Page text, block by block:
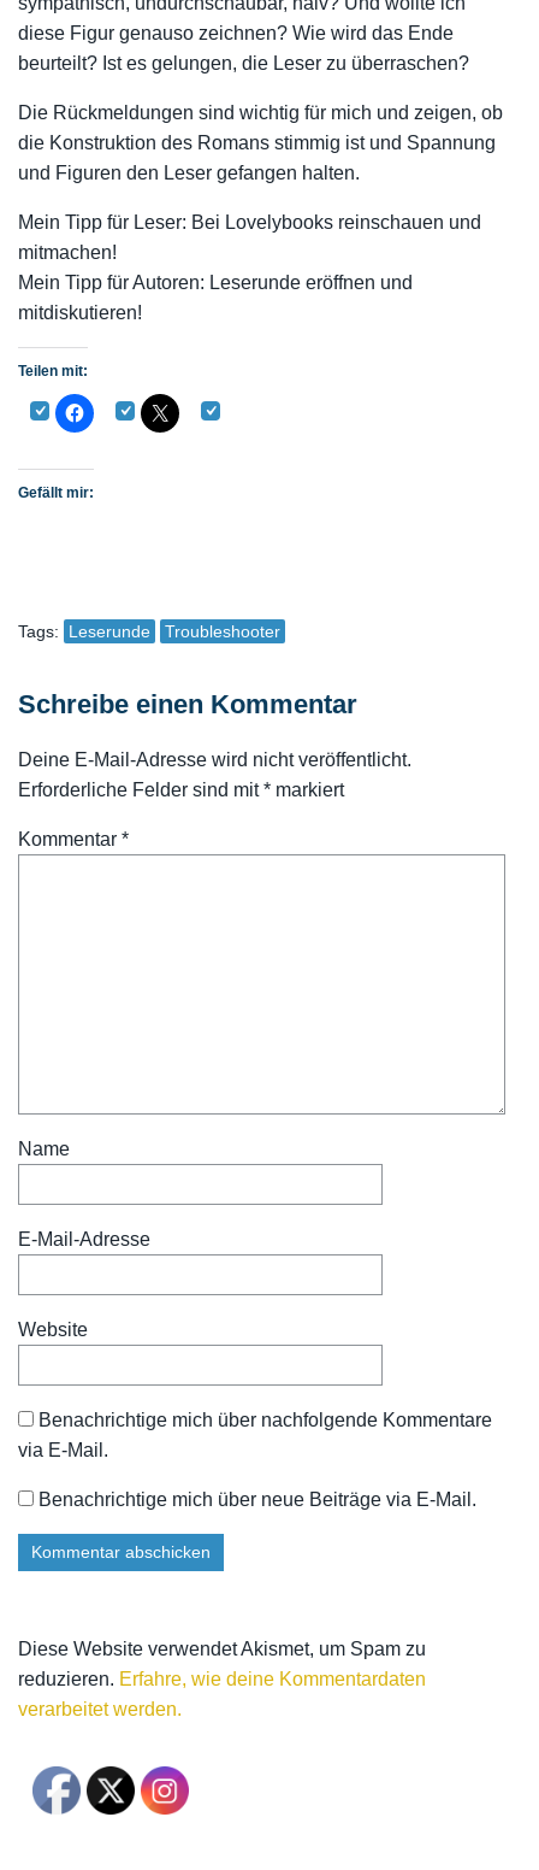
diese Figur genauso zeichnen? Wie wird das Ende
beurteilt? Ist es gelungen, die Leser zu überraschen?
Die Rückmeldungen sind wichtig für mich und zeigen, ob
die Konstruktion des Romans stimmig ist und Spannung
und Figuren den Leser gefangen halten.
Mein Tipp für Leser: Bei Lovelybooks reinschauen und
mitmachen!
Mein Tipp für Autoren: Leserunde eröffnen und
mitdiskutieren!
Teilen mit:
Gefällt mir:
Tags: Leserunde Troubleshooter
Schreibe einen Kommentar
Deine E-Mail-Adresse wird nicht veröffentlicht.
Erforderliche Felder sind mit* markiert
Kommentar *
Name
E-Mail-Adresse
Website
Benachrichtige mich über nachfolgende Kommentare
via E-Mail.
Benachrichtige mich über neue Beiträge via E-Mail.
Diese Website verwendet Akismet, um Spam zu
reduzieren. Erfahre, wie deine Kommentardaten
verarbeitet werden.